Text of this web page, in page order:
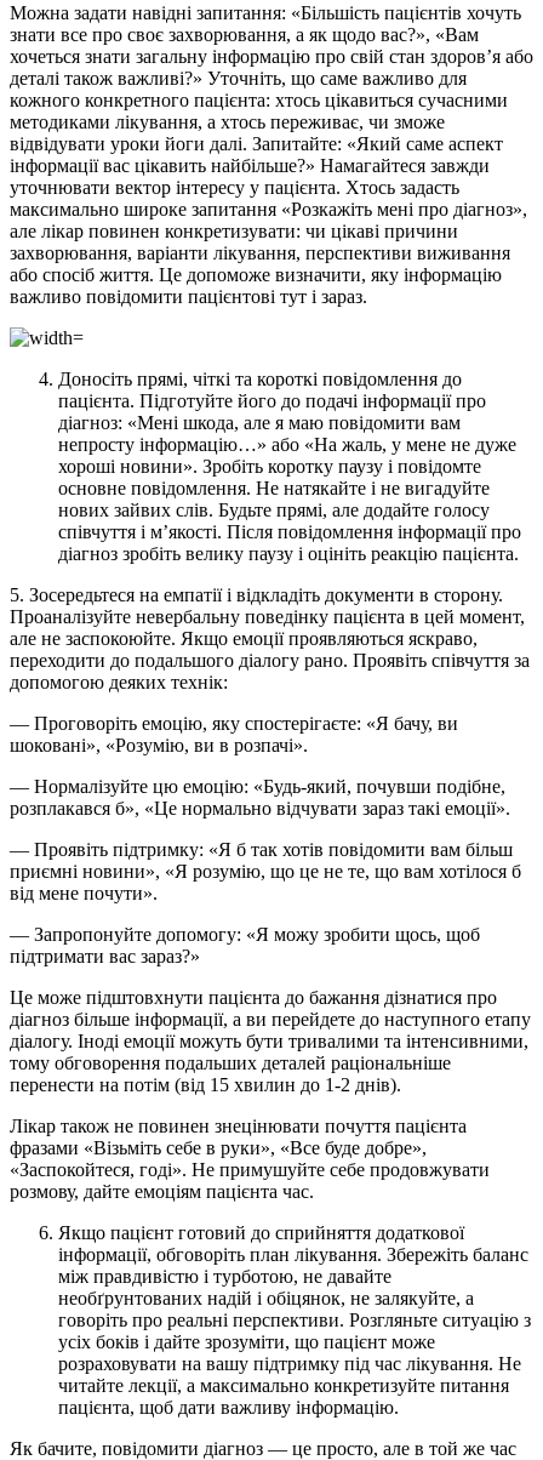
Можна задати навідні запитання: «Більшість пацієнтів хочуть
знати все про своє захворювання, а як щодо вас?», «Вам
хочеться знати загальну інформацію про свій стан здоров’я або
деталі також важливі?» Уточніть, що саме важливо для
кожного конкретного пацієнта: хтось цікавиться сучасними
методиками лікування, а хтось переживає, чи зможе
відвідувати уроки йоги далі. Запитайте: «Який саме аспект
інформації вас цікавить найбільше?» Намагайтеся завжди
уточнювати вектор інтересу у пацієнта. Хтось задасть
максимально широке запитання «Розкажіть мені про діагноз»,
але лікар повинен конкретизувати: чи цікаві причини
захворювання, варіанти лікування, перспективи виживання
або спосіб життя. Це допоможе визначити, яку інформацію
важливо повідомити пацієнтові тут і зараз.
Доносіть прямі, чіткі та короткі повідомлення до
пацієнта. Підготуйте його до подачі інформації про
діагноз: «Мені шкода, але я маю повідомити вам
непросту інформацію…» або «На жаль, у мене не дуже
хороші новини». Зробіть коротку паузу і повідомте
основне повідомлення. Не натякайте і не вигадуйте
нових зайвих слів. Будьте прямі, але додайте голосу
співчуття і м’якості. Після повідомлення інформації про
діагноз зробіть велику паузу і оцініть реакцію пацієнта.
5. Зосередьтеся на емпатії і відкладіть документи в сторону.
Проаналізуйте невербальну поведінку пацієнта в цей момент,
але не заспокоюйте. Якщо емоції проявляються яскраво,
переходити до подальшого діалогу рано. Проявіть співчуття за
допомогою деяких технік:
— Проговоріть емоцію, яку спостерігаєте: «Я бачу, ви
шоковані», «Розумію, ви в розпачі».
— Нормалізуйте цю емоцію: «Будь-який, почувши подібне,
розплакався б», «Це нормально відчувати зараз такі емоції».
— Проявіть підтримку: «Я б так хотів повідомити вам більш
приємні новини», «Я розумію, що це не те, що вам хотілося б
від мене почути».
— Запропонуйте допомогу: «Я можу зробити щось, щоб
підтримати вас зараз?»
Це може підштовхнути пацієнта до бажання дізнатися про
діагноз більше інформації, а ви перейдете до наступного етапу
діалогу. Іноді емоції можуть бути тривалими та інтенсивними,
тому обговорення подальших деталей раціональніше
перенести на потім (від 15 хвилин до 1-2 днів).
Лікар також не повинен знецінювати почуття пацієнта
фразами «Візьміть себе в руки», «Все буде добре»,
«Заспокойтеся, годі». Не примушуйте себе продовжувати
розмову, дайте емоціям пацієнта час.
Якщо пацієнт готовий до сприйняття додаткової
інформації, обговоріть план лікування. Збережіть баланс
між правдивістю і турботою, не давайте
необґрунтованих надій і обіцянок, не залякуйте, а
говоріть про реальні перспективи. Розгляньте ситуацію з
усіх боків і дайте зрозуміти, що пацієнт може
розраховувати на вашу підтримку під час лікування. Не
читайте лекції, а максимально конкретизуйте питання
пацієнта, щоб дати важливу інформацію.
Як бачите, повідомити діагноз — це просто, але в той же час